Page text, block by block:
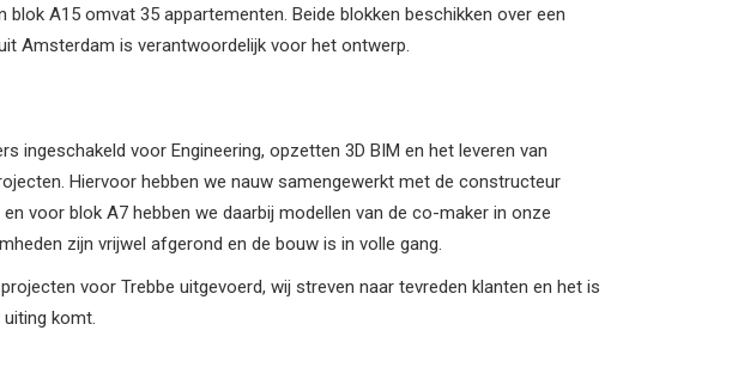
A15 omvat 35 appartementen. Beide blokken beschikken over een
Amsterdam is verantwoordelijk voor het ontwerp.
ingeschakeld voor Engineering, opzetten 3D BIM en het leveren van
Hiervoor hebben we nauw samengewerkt met de constructeur
voor blok A7 hebben we daarbij modellen van de co-maker in onze
zijn vrijwel afgerond en de bouw is in volle gang.
voor Trebbe uitgevoerd, wij streven naar tevreden klanten en het is
komt.